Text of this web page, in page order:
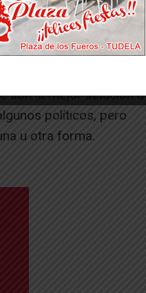
negociar los aspectos
que deben
de negociación
e inteligencia
son la mejor solución a
políticos, pero
u otra forma.